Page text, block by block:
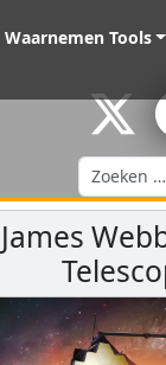
Waarnemen Tools
Zoeken
James